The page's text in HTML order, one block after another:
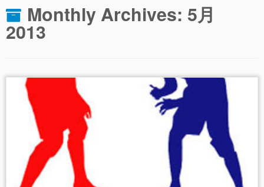
Monthly Archives: 5月
2013